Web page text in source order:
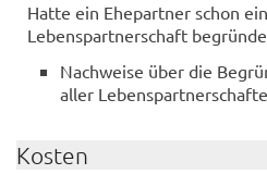
Hatte ein Ehepartner schon
Lebenspartnerschaft
Nachweise über die
aller
Kosten